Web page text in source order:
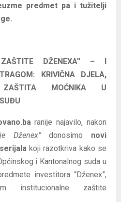
predmet pa i tužitelji
DŽENEXA” – I
KRIVIČNA DJELA,
MOĆNIKA U
ranije najavilo, nakon
Dženex”donosimo novi
koji razotkriva kako se
i Kantonalnog suda u
investitora “Dženex”,
institucionalne zaštite